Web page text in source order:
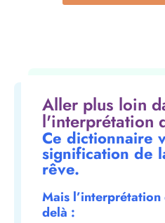
Aller plus loin
l'interprétation
Ce dictionnaire
signification de
rêve.
Mais l’interprétation
delà :